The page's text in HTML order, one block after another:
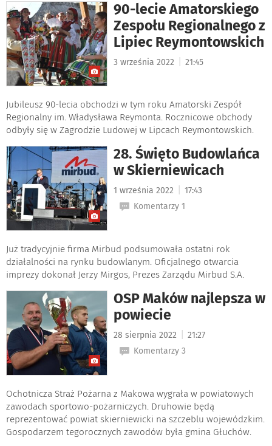
90-lecie Amatorskiego
Zespołu Regionalnego z
Lipiec Reymontowskich
3 września 2022 21:45
Jubileusz 90-lecia obchodzi w tym roku Amatorski Zespół
Regionalny im. Władysława Reymonta. Rocznicowe obchody
odbyły się w Zagrodzie Ludowej w Lipcach Reymontowskich.
28. Święto Budowlańca
w Skierniewicach
1 września 2022
17:43
Komentarzy 1
Już tradycyjnie firma Mirbud podsumowała ostatni rok
działalności na rynku budowlanym. Oficjalnego otwarcia
imprezy dokonał Jerzy Mirgos, Prezes Zarządu Mirbud S.A.
OSP Maków najlepsza w
powiecie
28 sierpnia 2022
21:27
Komentarzy 3
Ochotnicza Straż Pożarna z Makowa wygrała w powiatowych
zawodach sportowo-pożarniczych. Druhowie będą
reprezentować powiat skierniewicki na szczeblu wojewódzkim.
Gospodarzem tegorocznych zawodów była gmina Głuchów.